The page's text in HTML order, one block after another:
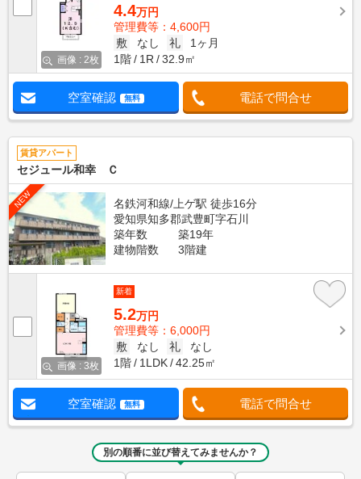
画像 : 2枚
4.4万円
管理費等：4,600円
敷
なし 礼
1ヶ月
1階
1R 32.9㎡
空室確認 無料 電話で問合せ
賃貸アパート
セジュール和幸 Ｃ
NEW
名鉄河和線/上ゲ駅 徒歩16分
愛知県知多郡武豊町字石川
築年数
築19年
建物階数
3階建
画像 : 3枚
新着
5.2万円
管理費等：6,000円
敷
なし 礼
なし
1階
1LDK 42.25㎡
空室確認 無料 電話で問合せ
別の順番に並び替えてみませんか？